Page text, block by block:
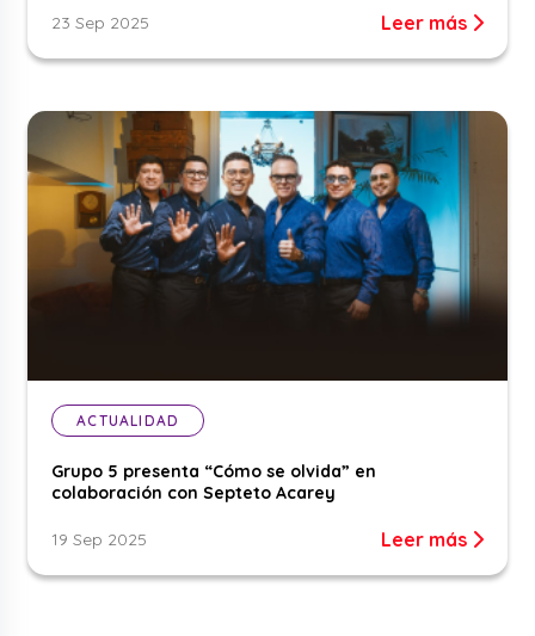
23 Sep 2025 Leer más
ACTUALIDAD
Grupo 5 presenta “Cómo se olvida” en
colaboración con Septeto Acarey
19 Sep 2025 Leer más